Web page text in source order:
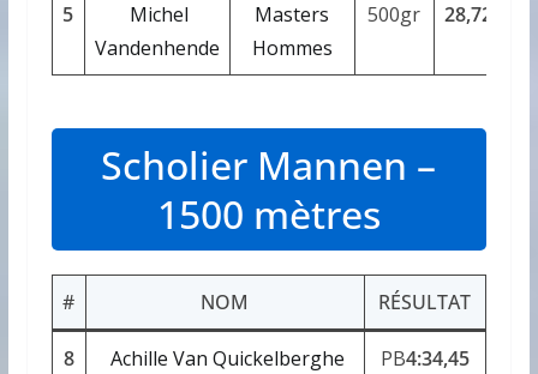
5
Michel
Vandenhende
Masters
Hommes
500gr 28,72
Scholier Mannen –
1500 mètres
# NOM RÉSULTAT
8 Achille Van Quickelberghe PB4:34,45